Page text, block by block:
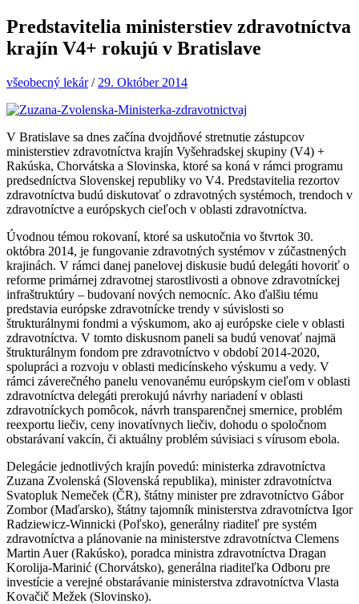
Predstavitelia ministerstiev zdravotníctva
krajín V4+ rokujú v Bratislave
všeobecný lekár/ 29. Október 2014
V Bratislave sa dnes začína dvojdňové stretnutie zástupcov
ministerstiev zdravotníctva krajín Vyšehradskej skupiny (V4) +
Rakúska, Chorvátska a Slovinska, ktoré sa koná v rámci programu
predsedníctva Slovenskej republiky vo V4. Predstavitelia rezortov
zdravotníctva budú diskutovať o zdravotných systémoch, trendoch v
zdravotníctve a európskych cieľoch v oblasti zdravotníctva.
Úvodnou témou rokovaní, ktoré sa uskutočnia vo štvrtok 30.
októbra 2014, je fungovanie zdravotných systémov v zúčastnených
krajinách. V rámci danej panelovej diskusie budú delegáti hovoriť o
reforme primárnej zdravotnej starostlivosti a obnove zdravotníckej
infraštruktúry – budovaní nových nemocníc. Ako ďalšiu tému
predstavia európske zdravotnícke trendy v súvislosti so
štrukturálnymi fondmi a výskumom, ako aj európske ciele v oblasti
zdravotníctva. V tomto diskusnom paneli sa budú venovať najmä
štrukturálnym fondom pre zdravotníctvo v období 2014-2020,
spolupráci a rozvoju v oblasti medicínskeho výskumu a vedy. V
rámci záverečného panelu venovanému európskym cieľom v oblasti
zdravotníctva delegáti prerokujú návrhy nariadení v oblasti
zdravotníckych pomôcok, návrh transparenčnej smernice, problém
reexportu liečiv, ceny inovatívnych liečiv, dohodu o spoločnom
obstarávaní vakcín, či aktuálny problém súvisiaci s vírusom ebola.
Delegácie jednotlivých krajín povedú: ministerka zdravotníctva
Zuzana Zvolenská (Slovenská republika), minister zdravotníctva
Svatopluk Nemeček (ČR), štátny minister pre zdravotníctvo Gábor
Zombor (Maďarsko), štátny tajomník ministerstva zdravotníctva Igor
Radziewicz-Winnicki (Poľsko), generálny riaditeľ pre systém
zdravotníctva a plánovanie na ministerstve zdravotníctva Clemens
Martin Auer (Rakúsko), poradca ministra zdravotníctva Dragan
Korolija-Marinić (Chorvátsko), generálna riaditeľka Odboru pre
investície a verejné obstarávanie ministerstva zdravotníctva Vlasta
Kovačič Mežek (Slovinsko).